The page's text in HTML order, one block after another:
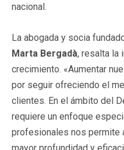
nacional.
La abogada y socia
Marta Bergadà, resalta la
crecimiento. «Aumentar
por seguir ofreciendo el
clientes. En el ámbito del
requiere un enfoque
profesionales nos permite